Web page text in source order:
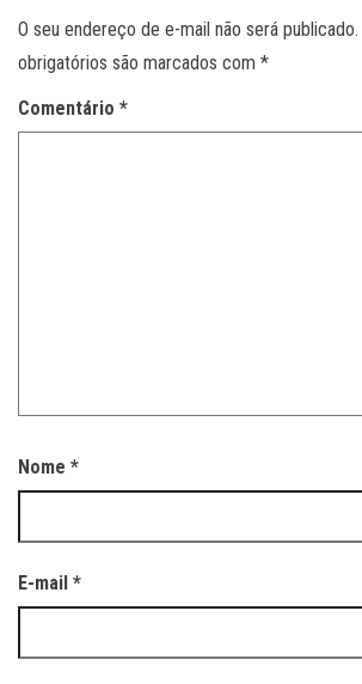
O seu endereço de e-mail não será publicado.
obrigatórios são marcados com *
Comentário *
Nome *
E-mail *